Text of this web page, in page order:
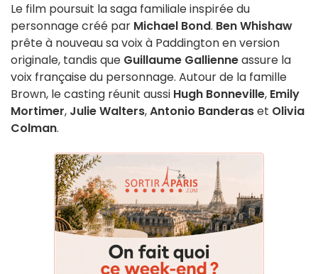
Le film poursuit la saga familiale inspirée du
personnage créé par Michael Bond. Ben Whishaw
prête à nouveau sa voix à Paddington en version
originale, tandis que Guillaume Gallienneassure la
voix française du personnage. Autour de la famille
Brown, le casting réunit aussi Hugh Bonneville, Emily
Mortimer, Julie Walters,Antonio Banderaset Olivia
Colman.